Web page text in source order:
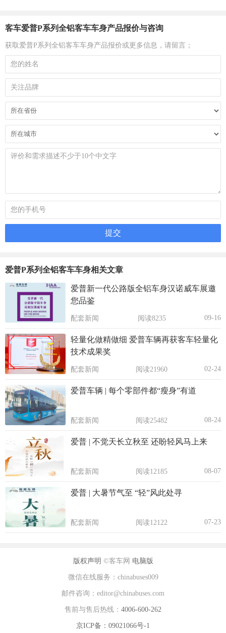
客车爱普P系列全铝客车车身产品报价与咨询
获取爱普P系列全铝客车车身产品报价或更多信息，请留言；
爱普P系列全铝客车车身相关文章
爱普新一代公路版全铝车身汉诺威车展邀
您品鉴
配套新闻 阅读8235 09-16
轻量化做精做细 爱普车辆再获客车轻量化
技术成果奖
配套新闻 阅读21960 02-24
爱普车辆 | 每个零部件都“瘦身”有道
配套新闻 阅读25482 08-24
爱普 | 不觉天长立秋至 还盼轻风马上来
配套新闻 阅读12185 08-07
爱普 | 大暑节气至 “轻”风此处寻
配套新闻 阅读12122 07-23
版权声明 ©客车网 电脑版
微信在线服务：chinabuses009
邮件咨询：editor@chinabuses.com
售前与售后热线： 4006-600-262
京ICP备：09021066号-1